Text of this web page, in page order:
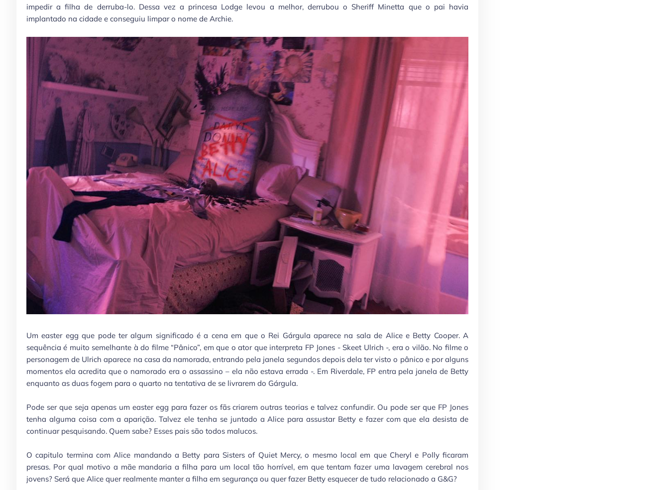
impedir a filha de derruba-lo. Dessa vez a princesa Lodge levou a melhor, derrubou o Sheriff Minetta que o pai havia
implantado na cidade e conseguiu limpar o nome de Archie.
Um easter egg que pode ter algum significado é a cena em que o Rei Gárgula aparece na sala de Alice e Betty Cooper. A
sequência é muito semelhante à do filme “Pânico”, em que o ator que interpreta FP Jones - Skeet Ulrich -, era o vilão. No filme o
personagem de Ulrich aparece na casa da namorada, entrando pela janela segundos depois dela ter visto o pânico e por alguns
momentos ela acredita que o namorado era o assassino – ela não estava errada -. Em Riverdale, FP entra pela janela de Betty
enquanto as duas fogem para o quarto na tentativa de se livrarem do Gárgula.
Pode ser que seja apenas um easter egg para fazer os fãs criarem outras teorias e talvez confundir. Ou pode ser que FP Jones
tenha alguma coisa com a aparição. Talvez ele tenha se juntado a Alice para assustar Betty e fazer com que ela desista de
continuar pesquisando. Quem sabe? Esses pais são todos malucos.
O capitulo termina com Alice mandando a Betty para Sisters of Quiet Mercy, o mesmo local em que Cheryl e Polly ficaram
presas. Por qual motivo a mãe mandaria a filha para um local tão horrível, em que tentam fazer uma lavagem cerebral nos
jovens? Será que Alice quer realmente manter a filha em segurança ou quer fazer Betty esquecer de tudo relacionado a G&G?